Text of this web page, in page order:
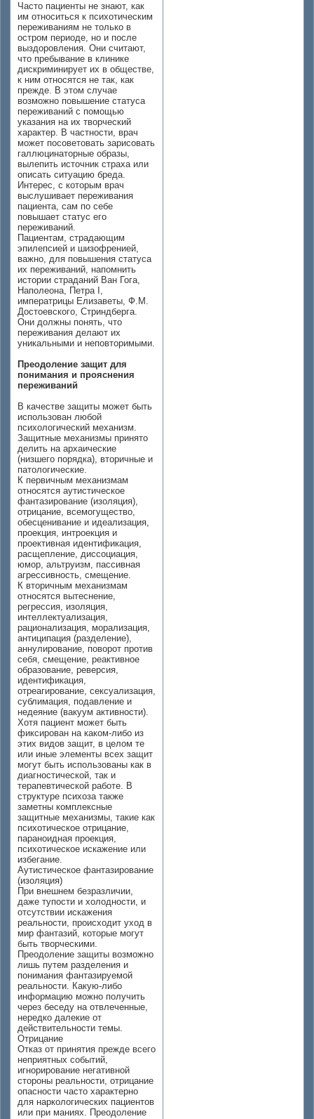
Часто пациенты не знают, как
им относиться к психотическим
переживаниям не только в
остром периоде, но и после
выздоровления. Они считают,
что пребывание в клинике
дискриминирует их в обществе,
к ним относятся не так, как
прежде. В этом случае
возможно повышение статуса
переживаний с помощью
указания на их творческий
характер. В частности, врач
может посоветовать зарисовать
галлюцинаторные образы,
вылепить источник страха или
описать ситуацию бреда.
Интерес, с которым врач
выслушивает переживания
пациента, сам по себе
повышает статус его
переживаний.
Пациентам, страдающим
эпилепсией и шизофренией,
важно, для повышения статуса
их переживаний, напомнить
истории страданий Ван Гога,
Наполеона, Петра I,
императрицы Елизаветы, Ф.М.
Достоевского, Стриндберга.
Они должны понять, что
переживания делают их
уникальными и неповторимыми.
Преодоление защит для
понимания и прояснения
переживаний
В качестве защиты может быть
использован любой
психологический механизм.
Защитные механизмы принято
делить на архаические
(низшего порядка), вторичные и
патологические.
К первичным механизмам
относятся аутистическое
фантазирование (изоляция),
отрицание, всемогущество,
обесценивание и идеализация,
проекция, интроекция и
проективная идентификация,
расщепление, диссоциация,
юмор, альтруизм, пассивная
агрессивность, смещение.
К вторичным механизмам
относятся вытеснение,
регрессия, изоляция,
интеллектуализация,
рационализация, морализация,
антиципация (разделение),
аннулирование, поворот против
себя, смещение, реактивное
образование, реверсия,
идентификация,
отреагирование, сексуализация,
сублимация, подавление и
недеяние (вакуум активности).
Хотя пациент может быть
фиксирован на каком-либо из
этих видов защит, в целом те
или иные элементы всех защит
могут быть использованы как в
диагностической, так и
терапевтической работе. В
структуре психоза также
заметны комплексные
защитные механизмы, такие как
психотическое отрицание,
параноидная проекция,
психотическое искажение или
избегание.
Аутистическое фантазирование
(изоляция)
При внешнем безразличии,
даже тупости и холодности, и
отсутствии искажения
реальности, происходит уход в
мир фантазий, которые могут
быть творческими.
Преодоление защиты возможно
лишь путем разделения и
понимания фантазируемой
реальности. Какую-либо
информацию можно получить
через беседу на отвлеченные,
нередко далекие от
действительности темы.
Отрицание
Отказ от принятия прежде всего
неприятных событий,
игнорирование негативной
стороны реальности, отрицание
опасности часто характерно
для наркологических пациентов
или при маниях. Преодоление